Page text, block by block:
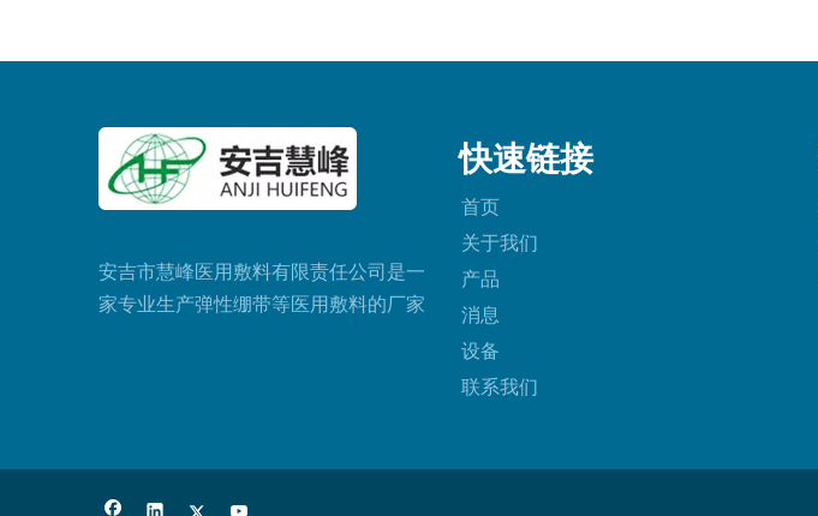
安吉市慧峰医用敷料有限责任公司是一
家专业生产弹性绷带等医用敷料的厂家
快速链接
首页
关于我们
产品
消息
设备
联系我们